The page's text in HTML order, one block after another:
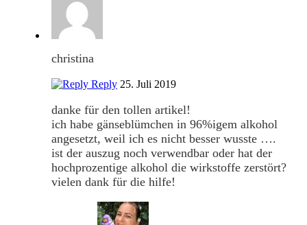
christina
Reply 25. Juli 2019
danke für den tollen artikel!
ich habe gänseblümchen in 96%igem alkohol
angesetzt, weil ich es nicht besser wusste ….
ist der auszug noch verwendbar oder hat der
hochprozentige alkohol die wirkstoffe zerstört?
vielen dank für die hilfe!